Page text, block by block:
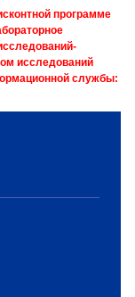
программе
исследований
службы: